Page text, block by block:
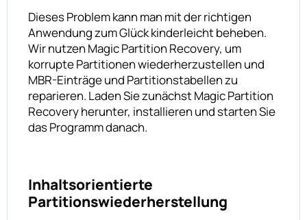
Dieses Problem kann man mit der richtigen
Anwendung zum Glück kinderleicht beheben.
Wir nutzen Magic Partition Recovery, um
korrupte Partitionen wiederherzustellen und
MBR-Einträge und Partitionstabellen zu
reparieren. Laden Sie zunächst Magic Partition
Recovery herunter, installieren und starten Sie
das Programm danach.
Inhaltsorientierte
Partitionswiederherstellung